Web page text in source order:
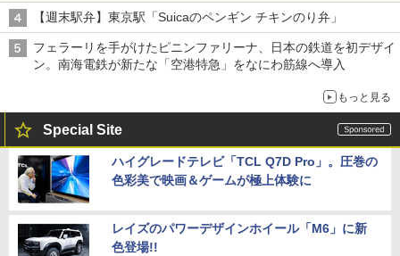
【週末駅弁】東京駅「Suicaのペンギン チキンのり弁」
フェラーリを手がけたピニンファリーナ、日本の鉄道を初デザイ
ン。南海電鉄が新たな「空港特急」をなにわ筋線へ導入
もっと見る
Special Site
ハイグレードテレビ「TCL Q7D Pro」。圧巻の
色彩美で映画＆ゲームが極上体験に
レイズのパワーデザインホイール「M6」に新
色登場!!